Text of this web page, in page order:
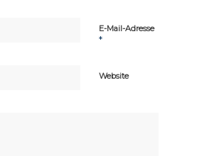
E-Mail-Adresse
*
Website